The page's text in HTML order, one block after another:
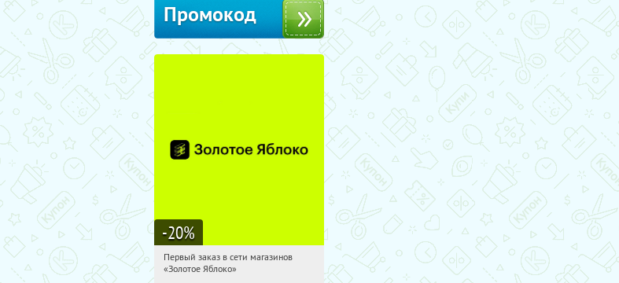
Промокод
-20%
06:35:15
Получи первым!
Первый заказ в сети магазинов
«Золотое Яблоко»